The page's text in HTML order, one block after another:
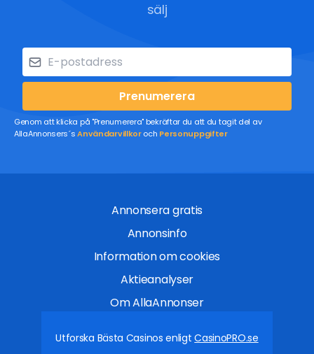
sälj
Prenumerera
Genom att klicka på "Prenumerera" bekräftar du att du tagit del av
AllaAnnonsers´sAnvändarvillkoroch Personuppgifter
Annonsera gratis
Annonsinfo
Information om cookies
Aktieanalyser
Om AllaAnnonser
Utforska Bästa Casinos enligtCasinoPRO.se